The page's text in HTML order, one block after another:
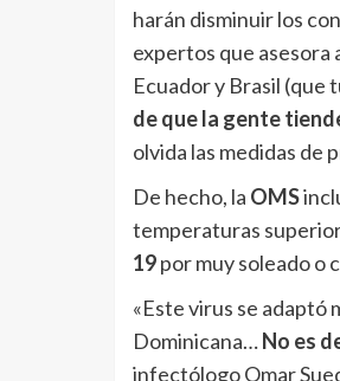
harán disminuir los
expertos que asesora
Ecuador y Brasil (que
de que la gente
olvida las medidas de
De hecho, la OMS
temperaturas
19por muy soleado o
«Este virus se adaptó
Dominicana…No es
infectólogo Omar